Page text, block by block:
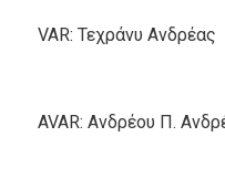
VAR: Τεχράνυ Ανδρέας
AVAR: Ανδρέου Π.